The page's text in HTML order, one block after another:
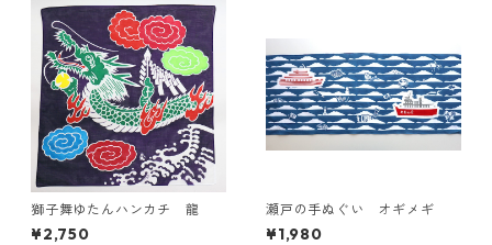
獅子舞ゆたんハンカチ 龍
¥2,750
瀬戸の手ぬぐい オギメギ
¥1,980